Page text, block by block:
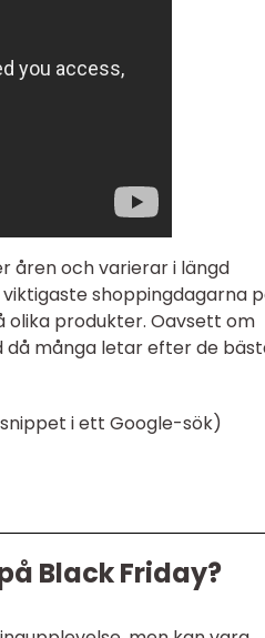
åren och varierar i längd
shoppingdagarna
produkter. Oavsett om
då många letar efter de
i ett Google-sök)
Black Friday?